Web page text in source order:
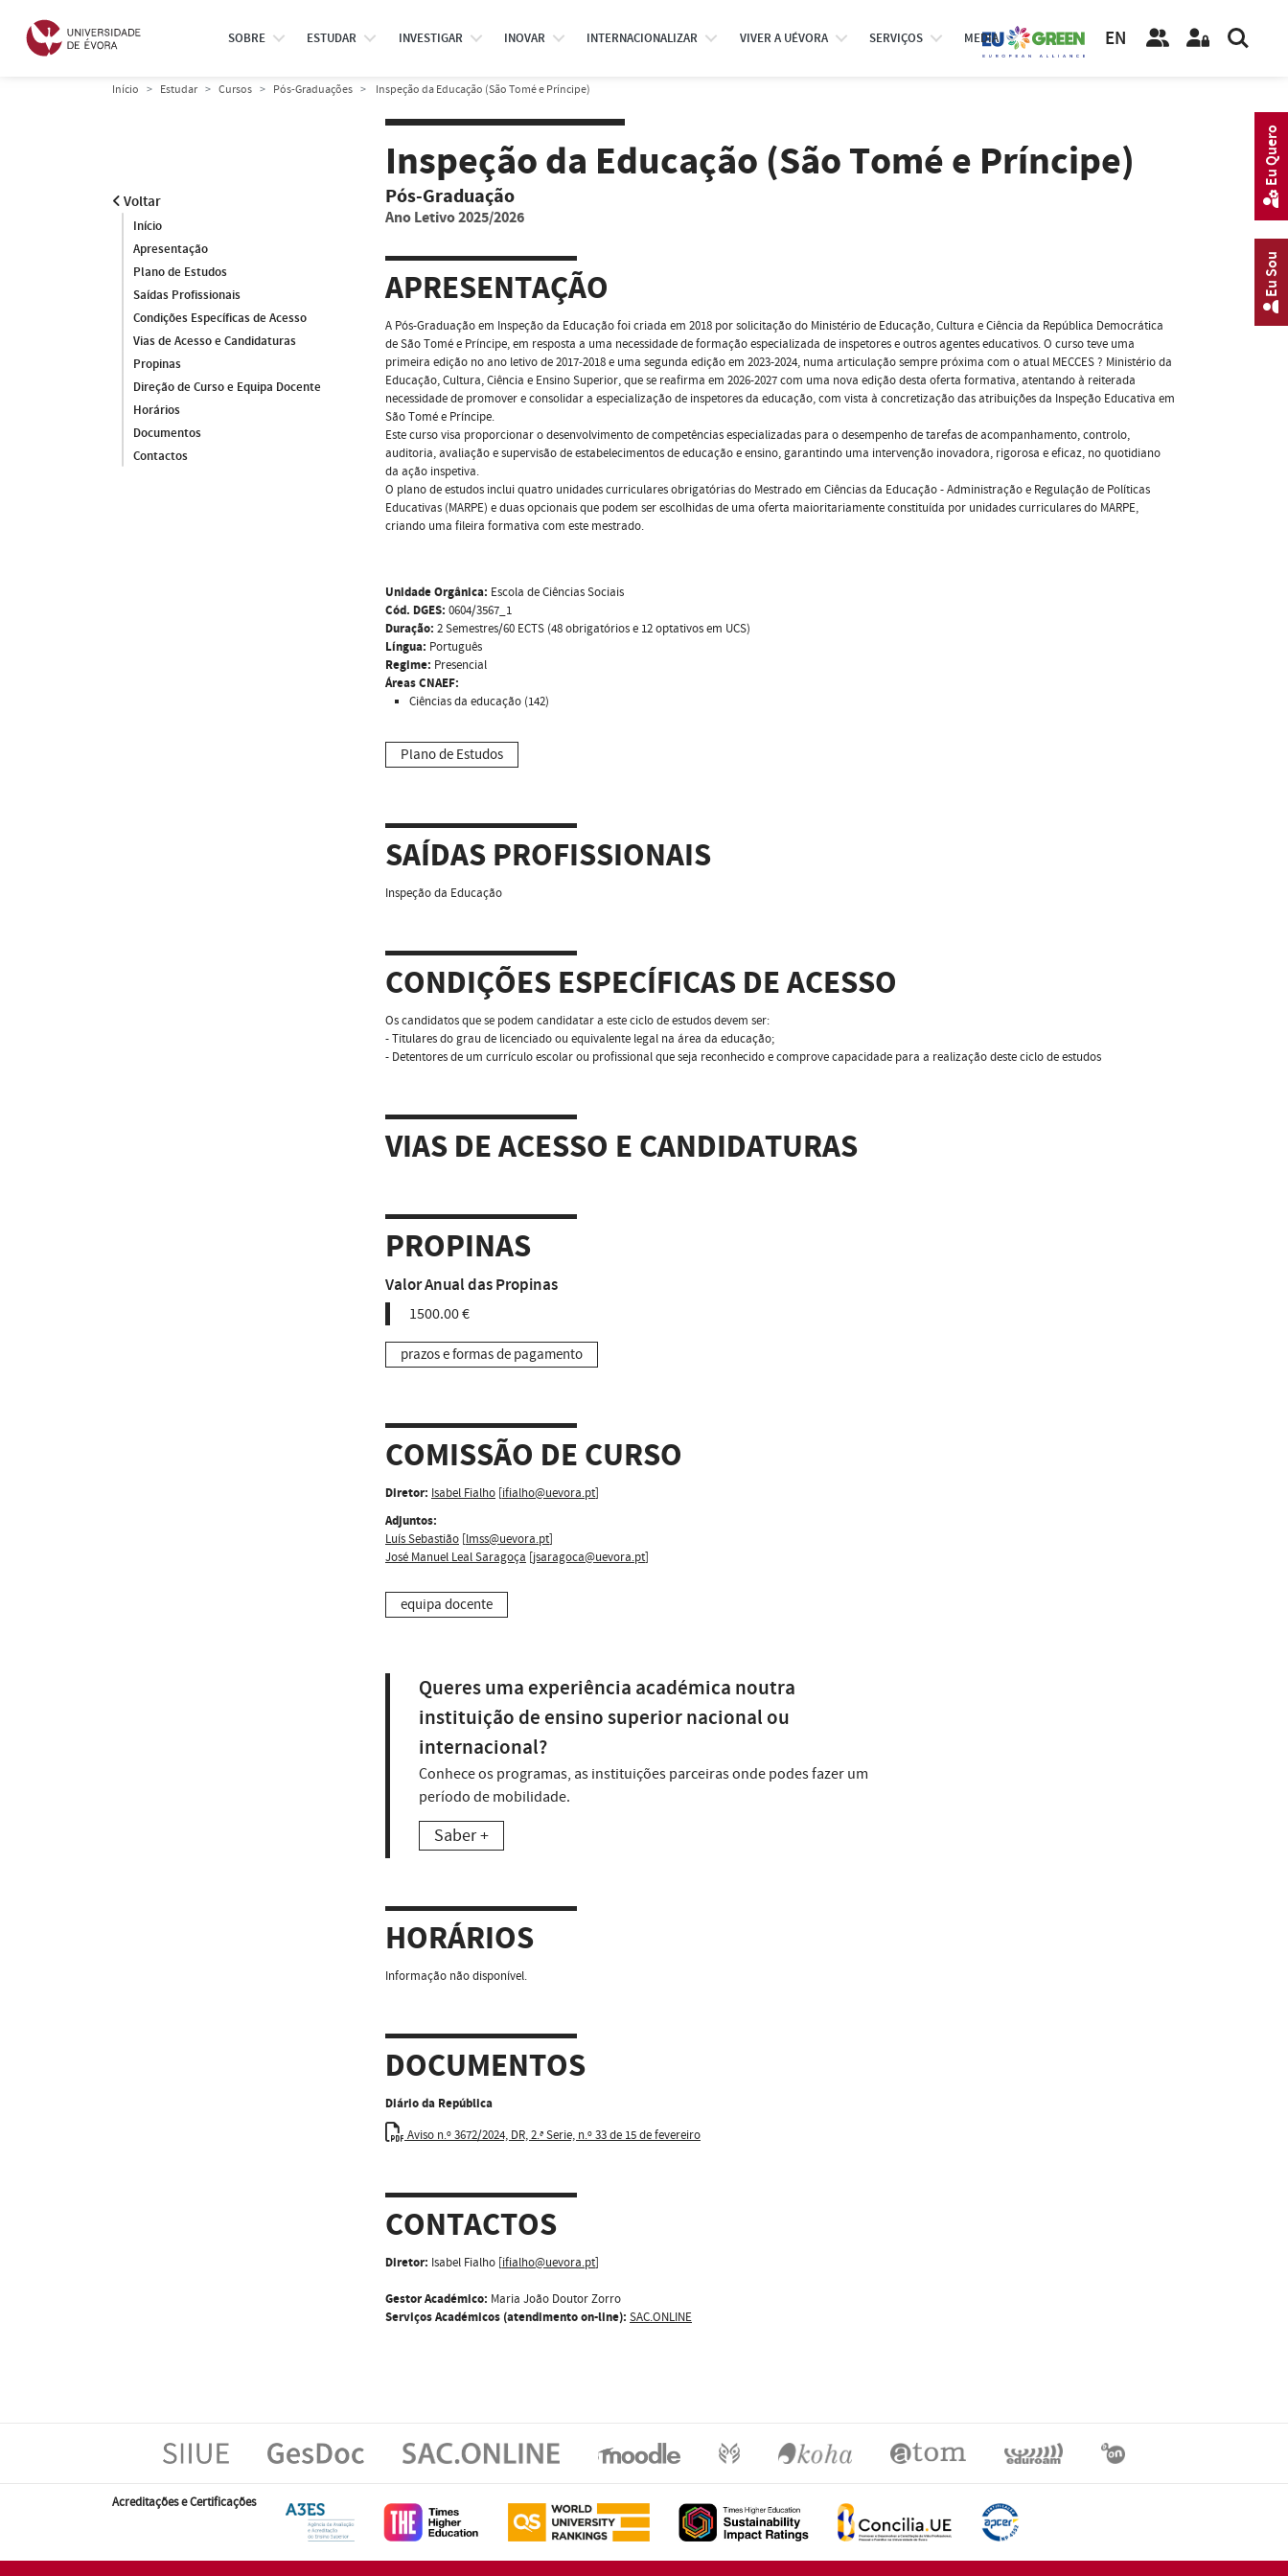
SOBRE ESTUDAR INVESTIGAR INOVAR INTERNACIONALIZAR VIVER A UÉVORA SERVIÇOS MEDIA EN
Início Estudar Cursos Pós-Graduações Inspeção da Educação (São Tomé e Príncipe)
Voltar
Início
Apresentação
Plano de Estudos
Saídas Profissionais
Condições Específicas de Acesso
Vias de Acesso e Candidaturas
Propinas
Direção de Curso e Equipa Docente
Horários
Documentos
Contactos
Inspeção da Educação (São Tomé e Príncipe)
Pós-Graduação
Ano Letivo 2025/2026
APRESENTAÇÃO
A Pós-Graduação em Inspeção da Educação foi criada em 2018 por solicitação do Ministério de Educação, Cultura e Ciência da República Democrática
de São Tomé e Príncipe, em resposta a uma necessidade de formação especializada de inspetores e outros agentes educativos. O curso teve uma
primeira edição no ano letivo de 2017-2018 e uma segunda edição em 2023-2024, numa articulação sempre próxima com o atual MECCES ? Ministério da
Educação, Cultura, Ciência e Ensino Superior, que se reafirma em 2026-2027 com uma nova edição desta oferta formativa, atentando à reiterada
necessidade de promover e consolidar a especialização de inspetores da educação, com vista à concretização das atribuições da Inspeção Educativa em
São Tomé e Príncipe.
Este curso visa proporcionar o desenvolvimento de competências especializadas para o desempenho de tarefas de acompanhamento, controlo,
auditoria, avaliação e supervisão de estabelecimentos de educação e ensino, garantindo uma intervenção inovadora, rigorosa e eficaz, no quotidiano
da ação inspetiva.
O plano de estudos inclui quatro unidades curriculares obrigatórias do Mestrado em Ciências da Educação - Administração e Regulação de Políticas
Educativas (MARPE) e duas opcionais que podem ser escolhidas de uma oferta maioritariamente constituída por unidades curriculares do MARPE,
criando uma fileira formativa com este mestrado.
Unidade Orgânica: Escola de Ciências Sociais
Cód. DGES: 0604/3567_1
Duração: 2 Semestres/60 ECTS (48 obrigatórios e 12 optativos em UCS)
Língua: Português
Regime: Presencial
Áreas CNAEF:
Ciências da educação (142)
Plano de Estudos
SAÍDAS PROFISSIONAIS
Inspeção da Educação
CONDIÇÕES ESPECÍFICAS DE ACESSO
Os candidatos que se podem candidatar a este ciclo de estudos devem ser:
- Titulares do grau de licenciado ou equivalente legal na área da educação;
- Detentores de um currículo escolar ou profissional que seja reconhecido e comprove capacidade para a realização deste ciclo de estudos
VIAS DE ACESSO E CANDIDATURAS
PROPINAS
Valor Anual das Propinas
1500.00 €
prazos e formas de pagamento
COMISSÃO DE CURSO
Diretor: Isabel Fialho [ifialho@uevora.pt]
Adjuntos:
Luís Sebastião [lmss@uevora.pt]
José Manuel Leal Saragoça [jsaragoca@uevora.pt]
equipa docente
Queres uma experiência académica noutra
instituição de ensino superior nacional ou
internacional?
Conhece os programas, as instituições parceiras onde podes fazer um
período de mobilidade.
Saber +
HORÁRIOS
Informação não disponível.
DOCUMENTOS
Diário da República
Aviso n.º 3672/2024, DR, 2.ª Serie, n.º 33 de 15 de fevereiro
CONTACTOS
Diretor: Isabel Fialho [ifialho@uevora.pt]
Gestor Académico: Maria João Doutor Zorro
Serviços Académicos (atendimento on-line): SAC.ONLINE
Acreditações e Certificações
Eu Sou
Eu Quero